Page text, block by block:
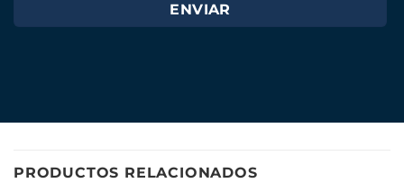
PRODUCTOS RELACIONADOS